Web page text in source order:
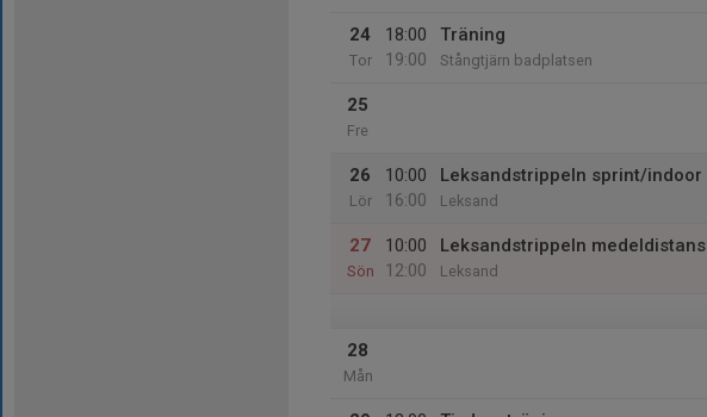
24
Tor
18:00
19:00
Träning
Stångtjärn badplatsen
25
Fre
26
Lör
10:00
16:00
Leksandstrippeln sprint/indoor
Leksand
27
Sön
10:00
12:00
Leksandstrippeln medeldistans
Leksand
28
Mån